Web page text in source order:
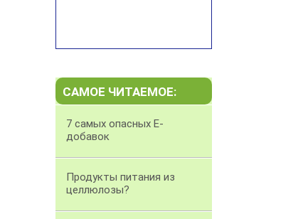
САМОЕ ЧИТАЕМОЕ:
7 самых опасных Е-
добавок
Продукты питания из
целлюлозы?